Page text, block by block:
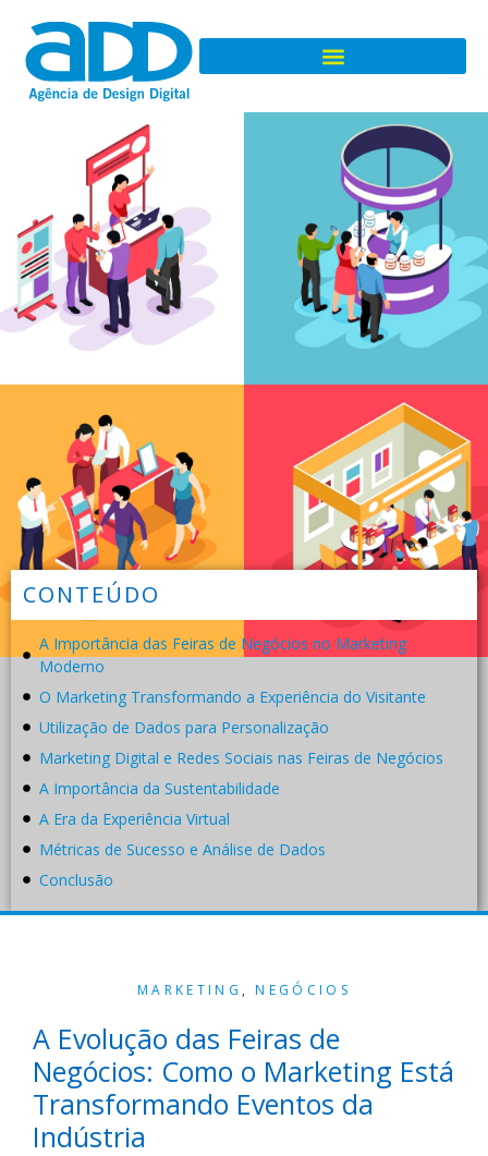
CONTEÚDO
A Importância das Feiras de Negócios no Marketing
Moderno
O Marketing Transformando a Experiência do Visitante
Utilização de Dados para Personalização
Marketing Digital e Redes Sociais nas Feiras de Negócios
A Importância da Sustentabilidade
A Era da Experiência Virtual
Métricas de Sucesso e Análise de Dados
Conclusão
MARKETING ,NEGÓCIOS
A Evolução das Feiras de
Negócios: Como o Marketing Está
Transformando Eventos da
Indústria